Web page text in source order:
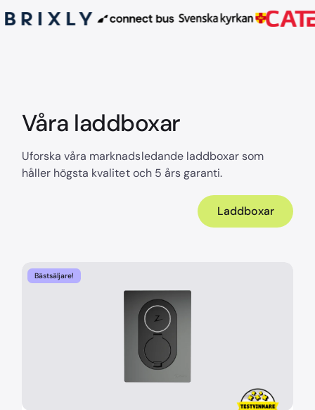
Våra laddboxar
Uforska våra marknadsledande laddboxar som
håller högsta kvalitet och 5 års garanti.
Laddboxar
Bästsäljare!